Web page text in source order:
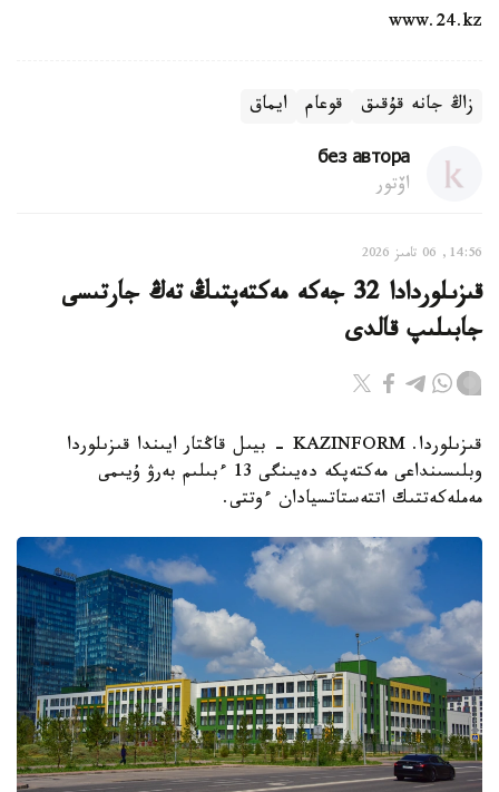
www.24.kz
زاڭ جانە قۇقىق قوعام ايماق
без автора
اۆتور
14:56, 06 تامىز 2026
قىزىلوردادا 32 جەكە مەكتەپتىڭ تەڭ جارتىسى
جابىلىپ قالدى
قىزىلوردا. KAZINFORM - بيىل قاڭتار ايىندا قىزىلوردا
وبلىسىنداعى مەكتەپكە دەيىنگى 13 ءبىلىم بەرۋ ۇيىمى
مەملەكەتتىك اتتەستاتسيادان ءوتتى.